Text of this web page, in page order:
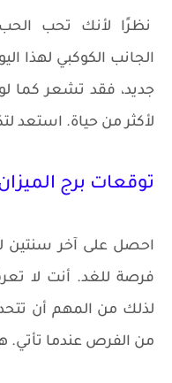
نظرًا لأنك تحب
الجانب الكوكبي لهذا
جديد، فقد تشعر كما
لأكثر من حياة. استعد
توقعات برج
احصل على آخر سنتين
فرصة للغد. أنت لا
لذلك من المهم أن
من الفرص عندما تأتي.